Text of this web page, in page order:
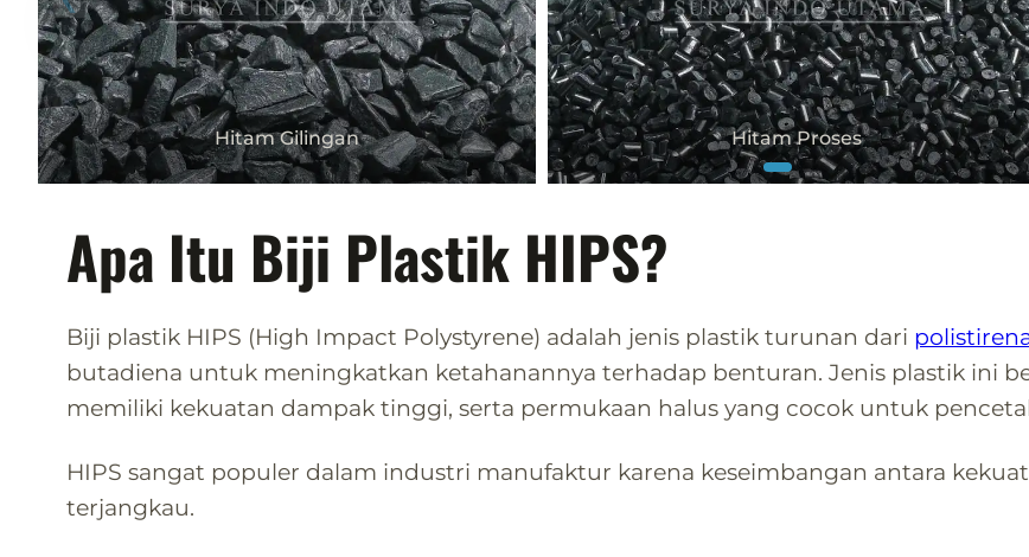
Hitam Gilingan Hitam Proses
Apa Itu Biji Plastik HIPS?
Biji plastik HIPS (High Impact Polystyrene) adalah jenis plastik turunan dari
butadiena untuk meningkatkan ketahanannya terhadap benturan. Jenis plastik ini
memiliki kekuatan dampak tinggi, serta permukaan halus yang cocok untuk
HIPS sangat populer dalam industri manufaktur karena keseimbangan antara
terjangkau.